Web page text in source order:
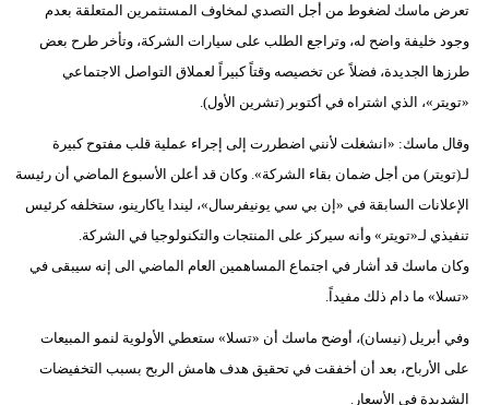
تعرض ماسك لضغوط من أجل التصدي لمخاوف المستثمرين المتعلقة بعدم
وجود خليفة واضح له، وتراجع الطلب على سيارات الشركة، وتأخر طرح بعض
طرزها الجديدة، فضلاً عن تخصيصه وقتاً كبيراً لعملاق التواصل الاجتماعي
«تويتر»، الذي اشتراه في أكتوبر (تشرين الأول).
وقال ماسك: «انشغلت لأنني اضطررت إلى إجراء عملية قلب مفتوح كبيرة
لـ(تويتر) من أجل ضمان بقاء الشركة». وكان قد أعلن الأسبوع الماضي أن رئيسة
الإعلانات السابقة في «إن بي سي يونيفرسال»، ليندا ياكارينو، ستخلفه كرئيس
تنفيذي لـ«تويتر» وأنه سيركز على المنتجات والتكنولوجيا في الشركة.
وكان ماسك قد أشار في اجتماع المساهمين العام الماضي الى إنه سيبقى في
«تسلا» ما دام ذلك مفيداً.
وفي أبريل (نيسان)، أوضح ماسك أن «تسلا» ستعطي الأولوية لنمو المبيعات
على الأرباح، بعد أن أخفقت في تحقيق هدف هامش الربح بسبب التخفيضات
الشديدة في الأسعار.